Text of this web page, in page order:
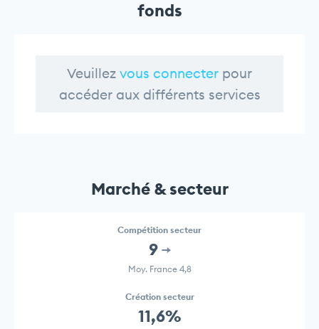
fonds
Veuillez vous connecter pour
accéder aux différents services
Marché & secteur
Compétition secteur
9
Moy. France 4,8
Création secteur
11,6%